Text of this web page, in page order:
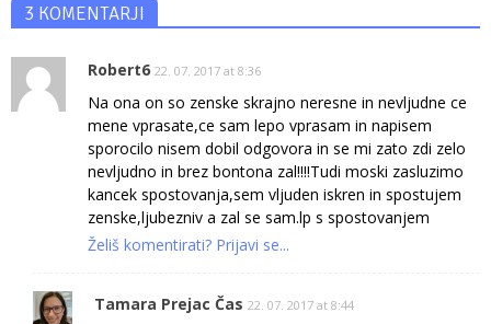
3 KOMENTARJI
Robert6 22. 07. 2017 at 8:36
Na ona on so zenske skrajno neresne in nevljudne ce
mene vprasate,ce sam lepo vprasam in napisem
sporocilo nisem dobil odgovora in se mi zato zdi zelo
nevljudno in brez bontona zal!!!!Tudi moski zasluzimo
kancek spostovanja,sem vljuden iskren in spostujem
zenske,ljubezniv a zal se sam.lp s spostovanjem
Želiš komentirati? Prijavi se...
Tamara Prejac Čas 22. 07. 2017 at 8:44